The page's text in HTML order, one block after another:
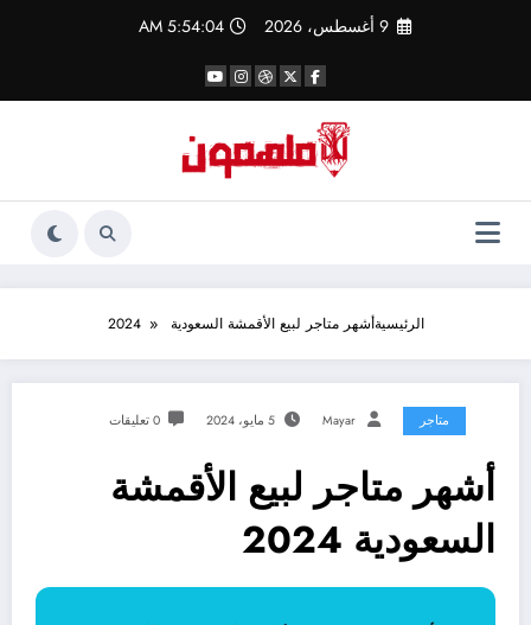
9 أغسطس، 2026 5:54:05 AM
الرئيسيةأشهر متاجر لبيع الأقمشة السعودية 2024
متاجر Mayar 5 مايو، 2024 0 تعليقات
أشهر متاجر لبيع الأقمشة
السعودية 2024